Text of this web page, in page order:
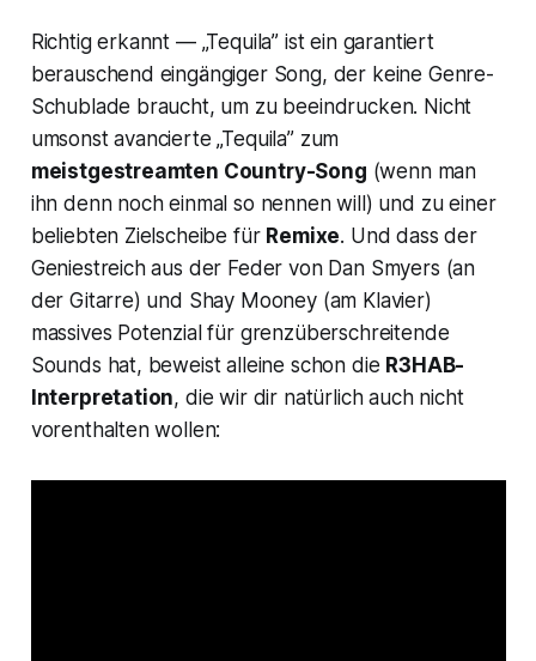
Richtig erkannt — „Tequila” ist ein garantiert
berauschend eingängiger Song, der keine Genre-
Schublade braucht, um zu beeindrucken. Nicht
umsonst avancierte „Tequila” zum
meistgestreamten Country-Song (wenn man
ihn denn noch einmal so nennen will) und zu einer
beliebten Zielscheibe für Remixe. Und dass der
Geniestreich aus der Feder von Dan Smyers (an
der Gitarre) und Shay Mooney (am Klavier)
massives Potenzial für grenzüberschreitende
Sounds hat, beweist alleine schon die R3HAB-
Interpretation, die wir dir natürlich auch nicht
vorenthalten wollen: